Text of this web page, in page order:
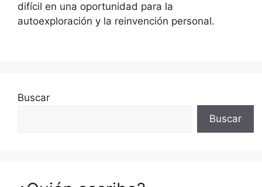
difícil en una oportunidad para la
autoexploración y la reinvención personal.
Buscar
Buscar